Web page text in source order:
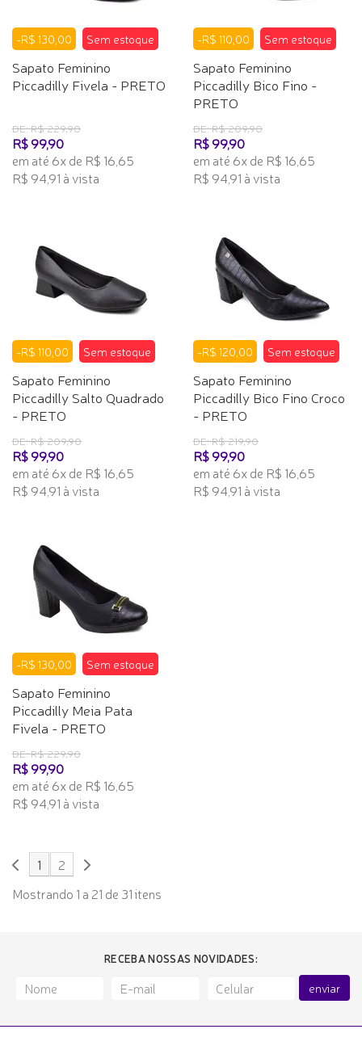
-R$ 130,00 Sem estoque
Sapato Feminino
Piccadilly Fivela - PRETO
DE: R$ 229,90
R$ 99,90
em até 6x de R$ 16,65
R$ 94,91 à vista
-R$ 110,00 Sem estoque
Sapato Feminino
Piccadilly Bico Fino -
PRETO
DE: R$ 209,90
R$ 99,90
em até 6x de R$ 16,65
R$ 94,91 à vista
-R$ 110,00 Sem estoque
Sapato Feminino
Piccadilly Salto Quadrado
- PRETO
DE: R$ 209,90
R$ 99,90
em até 6x de R$ 16,65
R$ 94,91 à vista
-R$ 120,00 Sem estoque
Sapato Feminino
Piccadilly Bico Fino Croco
- PRETO
DE: R$ 219,90
R$ 99,90
em até 6x de R$ 16,65
R$ 94,91 à vista
-R$ 130,00 Sem estoque
Sapato Feminino
Piccadilly Meia Pata
Fivela - PRETO
DE: R$ 229,90
R$ 99,90
em até 6x de R$ 16,65
R$ 94,91 à vista
1
2
Mostrando 1 a 21 de 31 itens
RECEBA NOSSAS NOVIDADES:
enviar